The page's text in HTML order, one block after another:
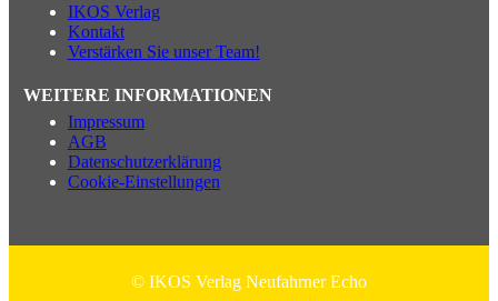
IKOS Verlag
Kontakt
Verstärken Sie unser Team!
WEITERE INFORMATIONEN
Impressum
AGB
Datenschutzerklärung
Cookie-Einstellungen
© IKOS Verlag Neufahrner Echo